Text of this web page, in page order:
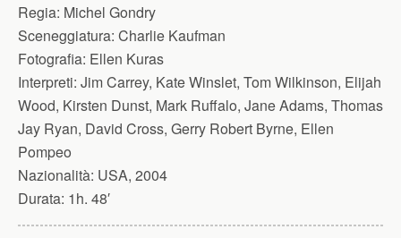
Regia: Michel Gondry
Sceneggiatura: Charlie Kaufman
Fotografia: Ellen Kuras
Interpreti: Jim Carrey, Kate Winslet, Tom Wilkinson, Elijah
Wood, Kirsten Dunst, Mark Ruffalo, Jane Adams, Thomas
Jay Ryan, David Cross, Gerry Robert Byrne, Ellen
Pompeo
Nazionalità: USA, 2004
Durata: 1h. 48′